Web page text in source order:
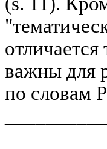
важны для
по словам